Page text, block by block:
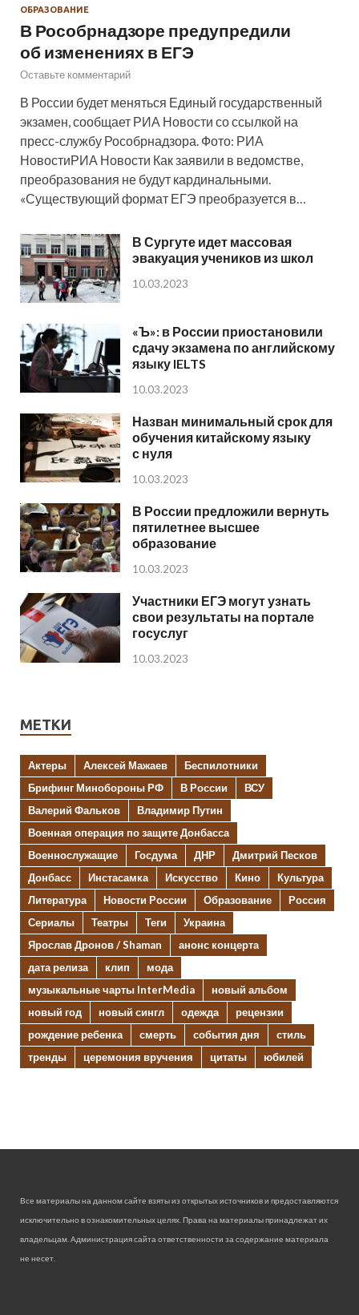
ОБРАЗОВАНИЕ
В Рособрнадзоре предупредили
об изменениях в ЕГЭ
Оставьте комментарий
В России будет меняться Единый государственный
экзамен, сообщает РИА Новости со ссылкой на
пресс-службу Рособрнадзора. Фото: РИА
НовостиРИА Новости Как заявили в ведомстве,
преобразования не будут кардинальными.
«Существующий формат ЕГЭ преобразуется в…
В Сургуте идет массовая
эвакуация учеников из школ
10.03.2023
«Ъ»: в России приостановили
сдачу экзамена по английскому
языку IELTS
10.03.2023
Назван минимальный срок для
обучения китайскому языку
с нуля
10.03.2023
В России предложили вернуть
пятилетнее высшее
образование
10.03.2023
Участники ЕГЭ могут узнать
свои результаты на портале
госуслуг
10.03.2023
МЕТКИ
Актеры Алексей Мажаев
Беспилотники
Брифинг Минобороны РФ
В России
ВСУ
Валерий Фальков
Владимир Путин
Военная операция по защите Донбасса
Военнослужащие
Госдума ДНР
Дмитрий Песков
Донбасс
Инстасамка Искусство Кино
Культура
Литература
Новости России Образование
Россия
Сериалы
Театры Теги
Украина
Ярослав Дронов / Shaman
анонс концерта
дата релиза
клип
мода
музыкальные чарты InterMedia
новый альбом
новый год
новый сингл одежда
рецензии
рождение ребенка
смерть события дня
стиль
тренды
церемония вручения цитаты юбилей
Все материалы на данном сайте взяты из открытых источников и предоставляются
исключительно в ознакомительных целях. Права на материалы принадлежат их
владельцам. Администрация сайта ответственности за содержание материала
не несет.